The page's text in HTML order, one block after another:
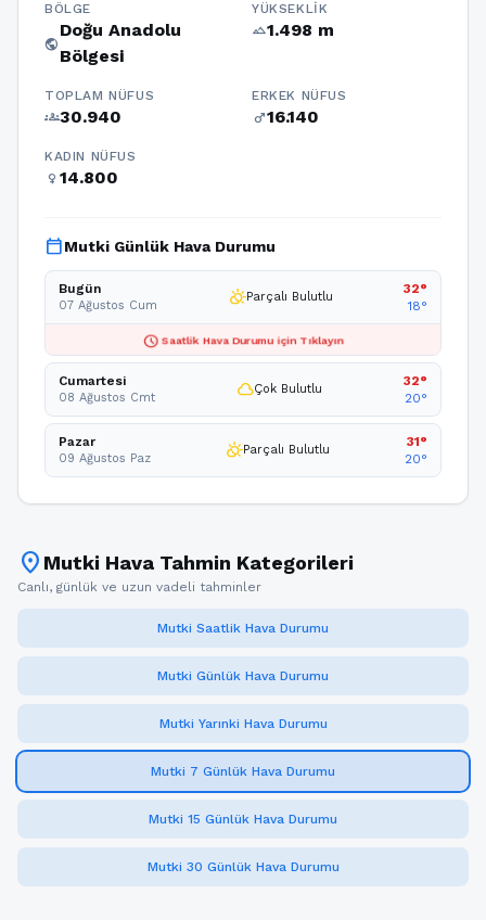
BÖLGE
public
Doğu Anadolu
Bölgesi
YÜKSEKLIK
terrain1.498 m
TOPLAM NÜFUS
groups30.940
ERKEK NÜFUS
male16.140
KADIN NÜFUS
female 14.800
calendar_todayMutki Günlük Hava Durumu
Bugün
07 Ağustos Cum partly_cloudy_dayParçalı Bulutlu
32°
18°
schedule Saatlik Hava Durumu için Tıklayın
Cumartesi
08 Ağustos Cmt cloudÇok Bulutlu
32°
20°
Pazar
09 Ağustos Paz partly_cloudy_dayParçalı Bulutlu
31°
20°
location_on Mutki Hava Tahmin Kategorileri
Canlı, günlük ve uzun vadeli tahminler
Mutki Saatlik Hava Durumu
Mutki Günlük Hava Durumu
Mutki Yarınki Hava Durumu
Mutki 7 Günlük Hava Durumu
Mutki 15 Günlük Hava Durumu
Mutki 30 Günlük Hava Durumu